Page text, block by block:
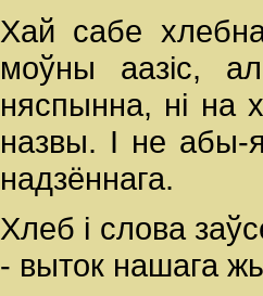
Хай сабе
моўны аазіс,
няспынна, ні на
назвы. І не абы-
надзённага.
Хлеб і слова
- выток нашага